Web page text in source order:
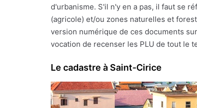
d'urbanisme. S'il n'y en a pas, il faut se
(agricole) et/ou zones naturelles et
version numérique de ces documents
vocation de recenser les PLU de tout le
Le cadastre à Saint-Cirice